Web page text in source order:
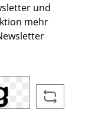
und
mehr